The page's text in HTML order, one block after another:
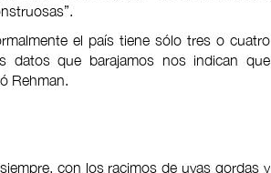
el país tiene sólo tres o cuatro
datos que barajamos nos indican que
Rehman.
con los racimos de uvas gordas y